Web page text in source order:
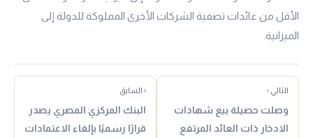
الأقل من عائدات تصفية الشركات الأخرى المملوكة للدولة إلى
الميزانية.
التالي ›
وصلت حصيلة بيع شهادات
الادخار ذات العائد المرتفع
‹ السابق
البنك المركزي المصري يصدر
قرارًا رسميًا بإلغاء الاعتمادات